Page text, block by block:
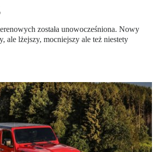
została unowocześniona. Nowy
ale lżejszy, mocniejszy ale też niestety